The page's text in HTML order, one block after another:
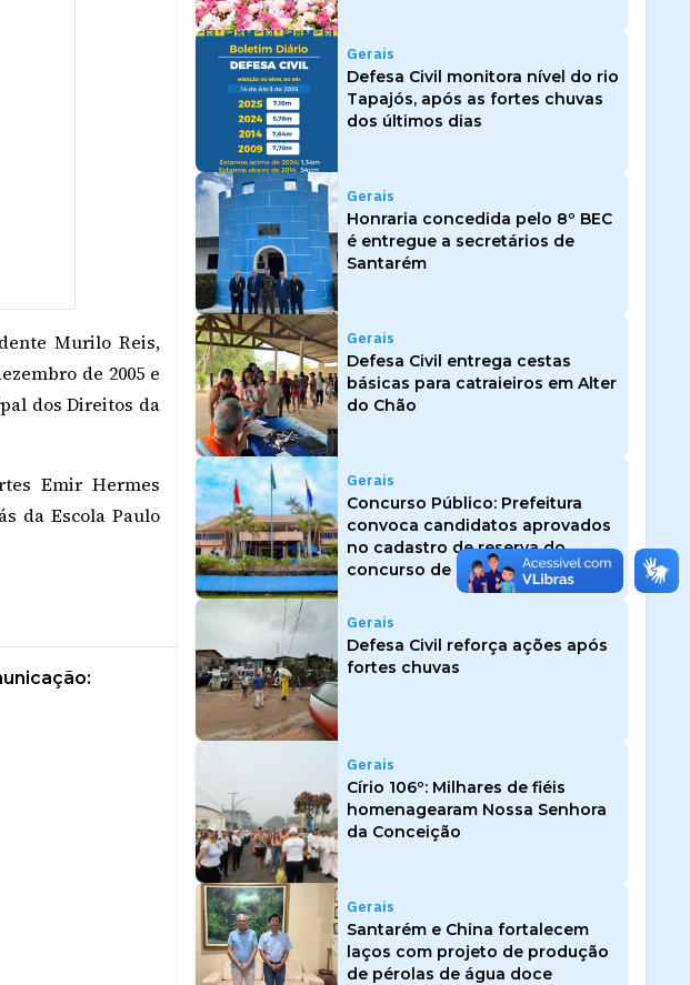
Murilo Reis,
de 2005 e
dos Direitos da
Emir Hermes
da Escola Paulo
Gerais
Defesa Civil monitora nível do rio
Tapajós, após as fortes chuvas
dos últimos dias
Gerais
Honraria concedida pelo 8º BEC
é entregue a secretários de
Santarém
Gerais
Defesa Civil entrega cestas
básicas para catraieiros em Alter
do Chão
Gerais
Concurso Público: Prefeitura
convoca candidatos aprovados
no cadastro de reserva do
concurso de 2023
Gerais
Defesa Civil reforça ações após
fortes chuvas
Gerais
Círio 106º: Milhares de fiéis
homenagearam Nossa Senhora
da Conceição
Gerais
Santarém e China fortalecem
laços com projeto de produção
de pérolas de água doce